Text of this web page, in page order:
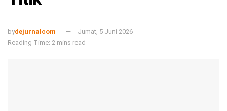
bydejurnalcom
Jumat, 5 Juni 2026
Reading Time: 2 mins read